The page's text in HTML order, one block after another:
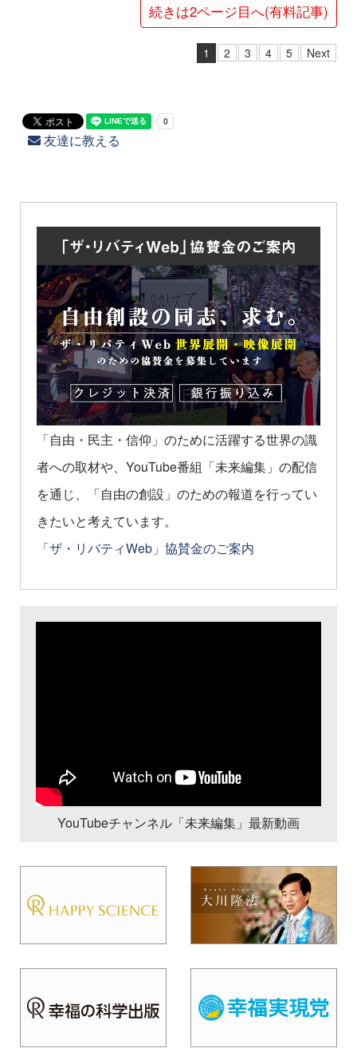
続きは2ページ目へ(有料記事)
1 2 3 4 5 Next
友達に教える
「自由・民主・信仰」のために活躍する世界の識
者への取材や、YouTube番組「未来編集」の配信
を通じ、「自由の創設」のための報道を行ってい
きたいと考えています。
「ザ・リバティWeb」協賛金のご案内
YouTubeチャンネル「未来編集」最新動画